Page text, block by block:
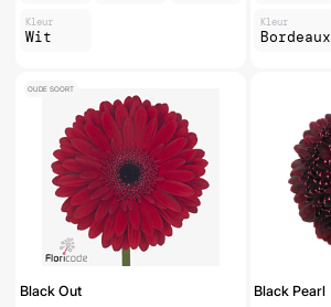
Kleur
Wit
Kleur
Bordeaux
Black Out
OUDE SOORT
Black Pearl